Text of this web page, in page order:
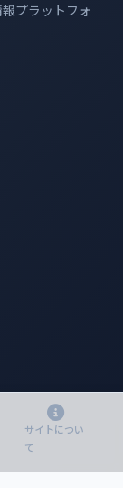
プラットフォ
サイトについ
て